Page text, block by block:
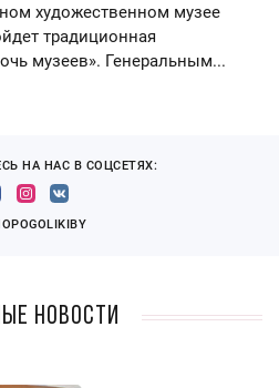
художественном музее
традиционная
музеев». Генеральным...
НА НАС В СОЦСЕТЯХ:
новости